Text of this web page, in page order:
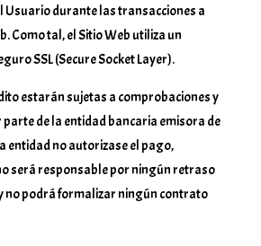
durante las transacciones a
Como tal, el Sitio Web utiliza un
SSL (Secure Socket Layer).
estarán sujetas a comprobaciones y
de la entidad bancaria emisora de
entidad no autorizase el pago,
será responsable por ningún retraso
no podrá formalizar ningún contrato